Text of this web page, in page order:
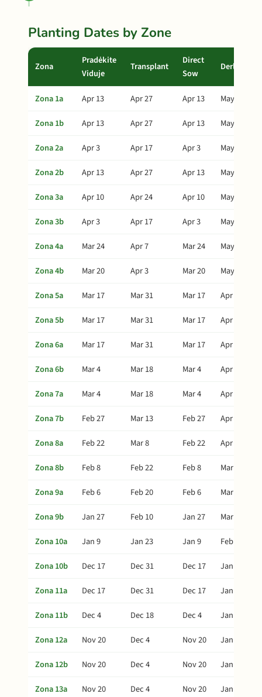
Planting Dates by Zone
Zona
Pradėkite
Viduje
Transplant
Direct
Sow
Derlius
Zona 1a Apr 13 Apr 27 Apr 13
May 27
Zona 1b
Apr 13 Apr 27 Apr 13
May 27
Zona 2a
Apr 3 Apr 17 Apr 3
May 17
Zona 2b
Apr 13 Apr 27 Apr 13
May 27
Zona 3a
Apr 10 Apr 24 Apr 10
May 24
Zona 3b
Apr 3 Apr 17 Apr 3
May 17
Zona 4a
Mar 24 Apr 7 Mar 24
May 7
Zona 4b
Mar 20 Apr 3 Mar 20
May 3
Zona 5a
Mar 17 Mar 31 Mar 17
Apr 30
Zona 5b
Mar 17 Mar 31 Mar 17
Apr 30
Zona 6a
Mar 17 Mar 31 Mar 17
Apr 30
Zona 6b
Mar 4 Mar 18 Mar 4
Apr 17
Zona 7a
Mar 4 Mar 18 Mar 4
Apr 17
Zona 7b
Feb 27 Mar 13 Feb 27
Apr 12
Zona 8a
Feb 22 Mar 8 Feb 22
Apr 7
Zona 8b
Feb 8 Feb 22 Feb 8
Mar 24
Zona 9a
Feb 6 Feb 20 Feb 6
Mar 22
Zona 9b
Jan 27 Feb 10 Jan 27
Mar 12
Zona 10a
Jan 9 Jan 23 Jan 9
Feb 22
Zona 10b
Dec 17 Dec 31 Dec 17
Jan 30
Zona 11a
Dec 17 Dec 31 Dec 17
Jan 30
Zona 11b
Dec 4 Dec 18 Dec 4
Jan 17
Zona 12a
Nov 20 Dec 4 Nov 20
Jan 3
Zona 12b
Nov 20 Dec 4 Nov 20
Jan 3
Zona 13a
Nov 20 Dec 4 Nov 20 Jan 3